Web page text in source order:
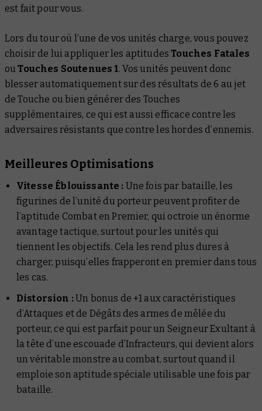
est fait pour vous.
Lors du tour où l’une de vos unités charge, vous pouvez
choisir de lui appliquer les aptitudesTouches Fatales
ouTouches Soutenues 1. Vos unités peuvent donc
blesser automatiquement sur des résultats de 6 au jet
de Touche ou bien générer des Touches
supplémentaires, ce qui est aussi efficace contre les
adversaires résistants que contre les hordes d’ennemis.
Meilleures Optimisations
Vitesse Éblouissante : Une fois par bataille, les
figurines de l’unité du porteur peuvent profiter de
l’aptitude Combat en Premier, qui octroie un énorme
avantage tactique, surtout pour les unités qui
tiennent les objectifs. Cela les rend plus dures à
charger, puisqu’elles frapperont en premier dans tous
les cas.
Distorsion :Un bonus de +1 aux caractéristiques
d’Attaques et de Dégâts des armes de mêlée du
porteur, ce qui est parfait pour un Seigneur Exultant à
la tête d’une escouade d’Infracteurs, qui devient alors
un véritable monstre au combat, surtout quand il
emploie son aptitude spéciale utilisable une fois par
bataille.